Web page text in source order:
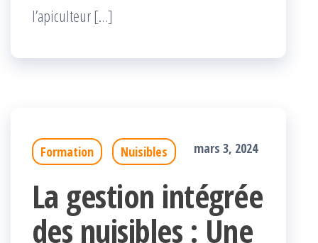
l’apiculteur […]
Formation Nuisibles mars 3, 2024
La gestion intégrée
des nuisibles : Une